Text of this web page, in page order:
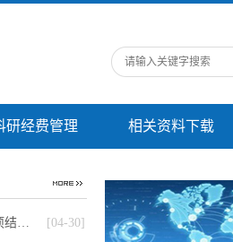
研经费管理 相关资料下载
[04-30]
泰山职业技术学院经费报销和款项结算签…